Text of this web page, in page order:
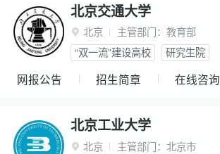
北京交通大学
 北京 主管部门： 教育部
“双一流”建设高校
研究生院
网报公告 招生简章 在线咨询
北京工业大学
 北京 主管部门： 北京市